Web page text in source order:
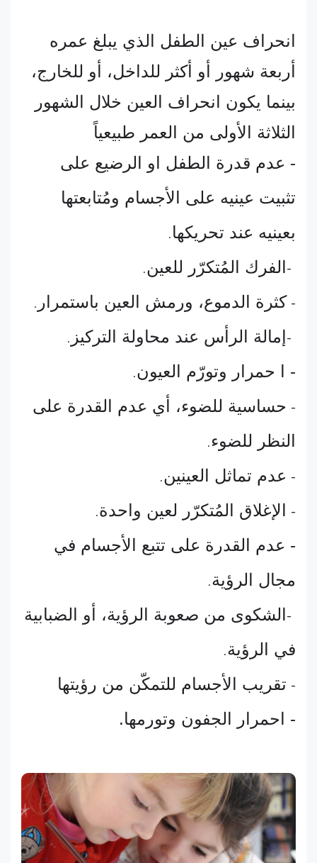
انحراف عين الطفل الذي يبلغ عمره
أربعة شهور أو أكثر للداخل، أو للخارج،
بينما يكون انحراف العين خلال الشهور
الثلاثة الأولى من العمر طبيعياً
- عدم قدرة الطفل او الرضيع على
تثبيت عينيه على الأجسام ومُتابعتها
بعينيه عند تحريكها.
- الفرك المُتكرّر للعين.
- كثرة الدموع، ورمش العين باستمرار .
- إمالة الرأس عند محاولة التركيز .
- ا حمرار وتورّم العيون.
- حساسية للضوء، أي عدم القدرة على
النظر للضوء.
- عدم تماثل العينين.
- الإغلاق المُتكرّر لعين واحدة.
- عدم القدرة على تتبع الأجسام في
مجال الرؤية.
- الشكوى من صعوبة الرؤية، أو الضبابية
في الرؤية.
- تقريب الأجسام للتمكّن من رؤيتها
- احمرار الجفون وتورمها.